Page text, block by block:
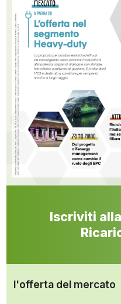
Iscriviti
l'offerta del mercato